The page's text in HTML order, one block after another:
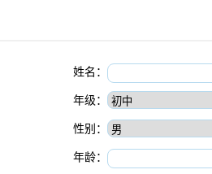
姓名：
年级：
性别：
年龄：